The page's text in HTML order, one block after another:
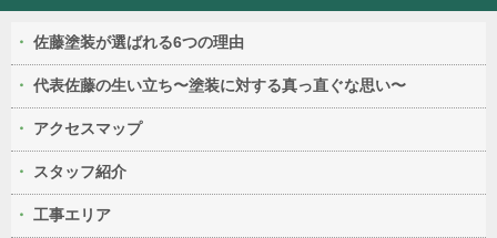
佐藤塗装が選ばれる6つの理由
代表佐藤の生い立ち〜塗装に対する真っ直ぐな思い〜
アクセスマップ
スタッフ紹介
工事エリア